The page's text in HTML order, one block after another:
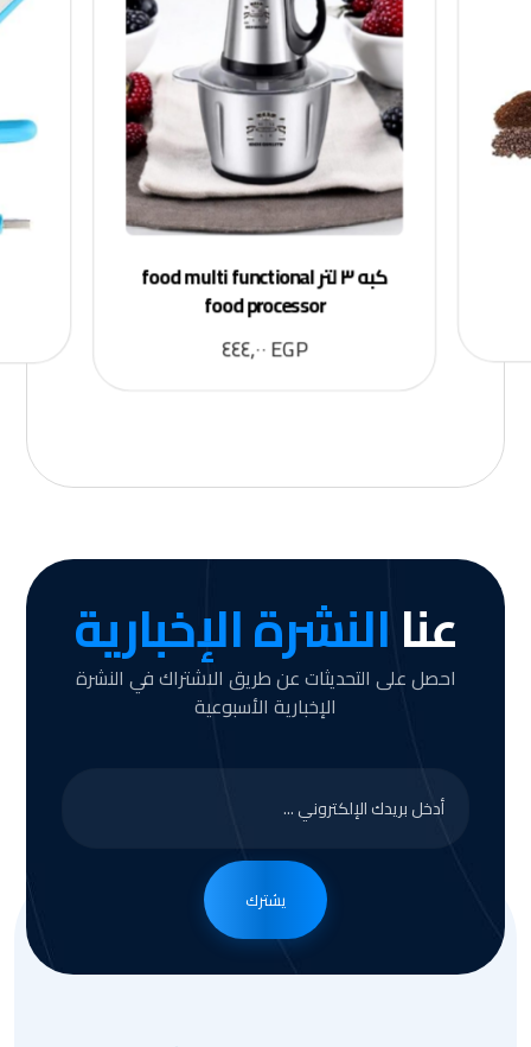
كبه ٣ لتر food multi functional
food processor
EGP
عناالنشرة الإخبارية
احصل على التحديثات عن طريق الاشتراك في النشرة
الإخبارية الأسبوعية
يشترك